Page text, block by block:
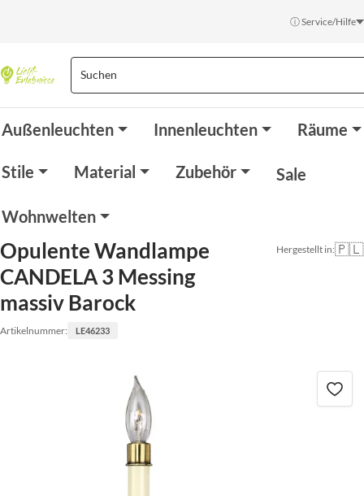
ⓘ Service/Hilfe
Außenleuchten Innenleuchten Räume
Stile Material Zubehör Sale
Wohnwelten
Opulente Wandlampe
CANDELA 3 Messing
massiv Barock
Artikelnummer: LE46233
Hergestellt in:🇵🇱